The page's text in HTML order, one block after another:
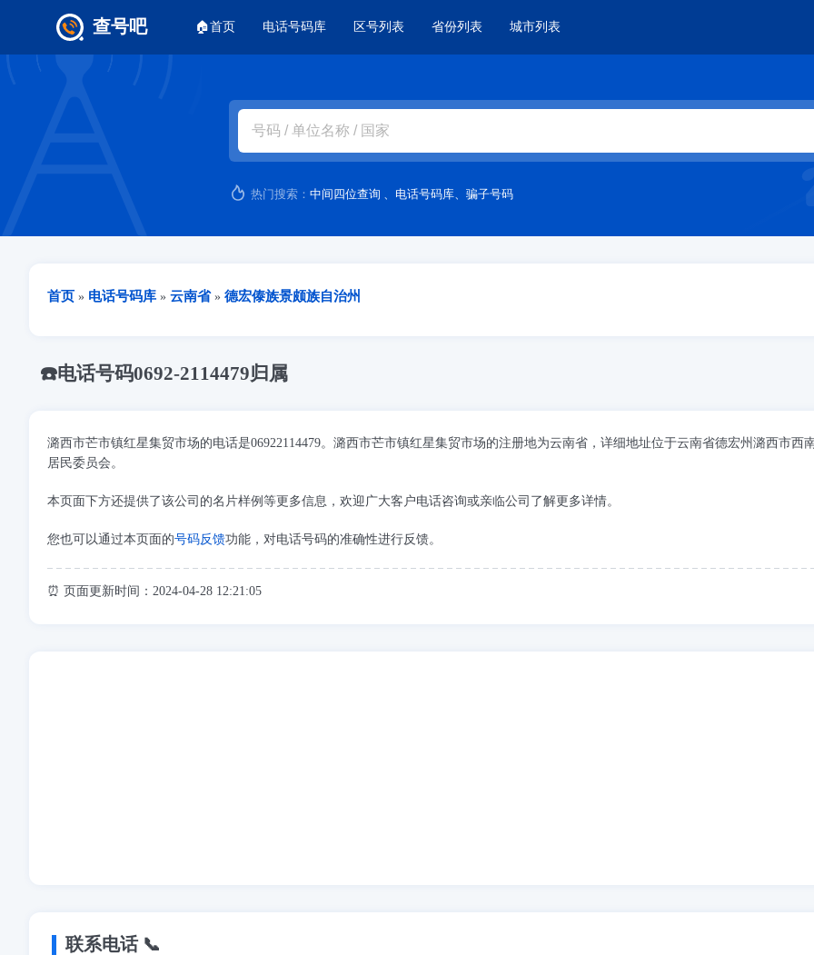
查号吧 🏠首页 电话号码库 区号列表 省份列表 城市列表
热门搜索： 中间四位查询 、 电话号码库、 骗子号码
当前位置
首页 » 电话号码库 » 云南省 » 德宏傣族景颇族自治州
☎️电话号码0692-2114479归属
潞西市芒市镇红星集贸市场的电话是06922114479。潞西市芒市镇红星集贸市场的注册地为云南省，详细地址位于云南省德宏州潞西市西
居民委员会。
本页面下方还提供了该公司的名片样例等更多信息，欢迎广大客户电话咨询或亲临公司了解更多详情。
您也可以通过本页面的号码反馈功能，对电话号码的准确性进行反馈。
⏰ 页面更新时间：2024-04-28 12:21:05
联系电话 📞